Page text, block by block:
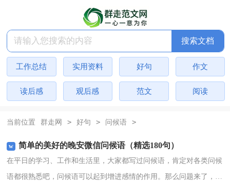
搜索文档
工作总结 实用资料 好句 作文
读后感 观后感 范文 阅读
当前位置 群走网 > 好句 > 问候语 >
简单的美好的晚安微信问候语（精选180句）
在平日的学习、工作和生活里，大家都写过问候语，肯定对各类问候
语都很熟悉吧，问候语可以起到增进感情的作用。那么问题来了，到